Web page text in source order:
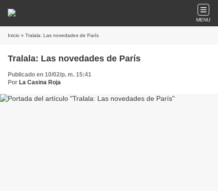
MENU
Inicio » Tralala: Las novedades de París
Tralala: Las novedades de París
Publicado en 10/02/p. m. 15:41
Por La Casina Roja